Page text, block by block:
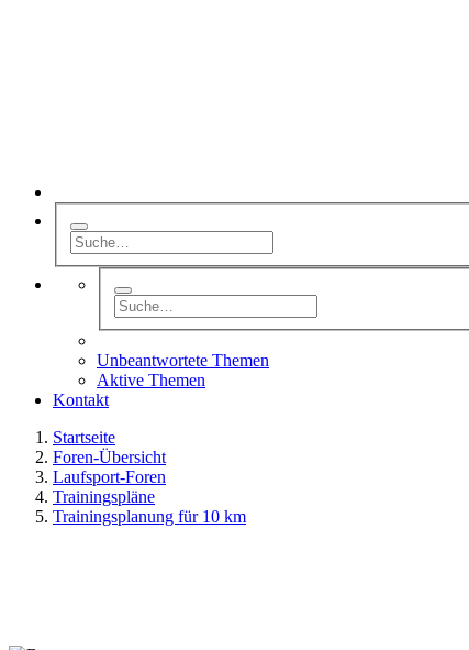
Unbeantwortete Themen
Aktive Themen
Kontakt
Startseite
Foren-Übersicht
Laufsport-Foren
Trainingspläne
Trainingsplanung für 10 km